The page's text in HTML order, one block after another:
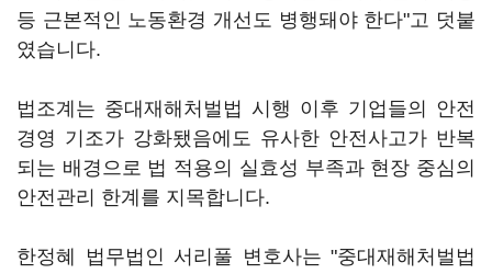
등 근본적인 노동환경 개선도 병행돼야 한다"고 덧붙
였습니다.
법조계는 중대재해처벌법 시행 이후 기업들의 안전
경영 기조가 강화됐음에도 유사한 안전사고가 반복
되는 배경으로 법 적용의 실효성 부족과 현장 중심의
안전관리 한계를 지목합니다.
한정혜 법무법인 서리풀 변호사는 "중대재해처벌법